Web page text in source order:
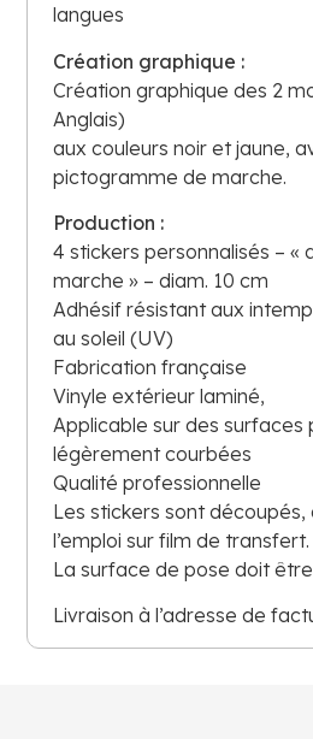
langues
Création graphique :
Création graphique des 2
Anglais)
aux couleurs noir et jaune,
pictogramme de marche.
Production :
4 stickers personnalisés – «
marche » – diam. 10 cm
Adhésif résistant aux
au soleil (UV)
Fabrication française
Vinyle extérieur laminé,
Applicable sur des surfaces
légèrement courbées
Qualité professionnelle
Les stickers sont
l’emploi sur film de transfert.
La surface de pose doit
Livraison à l’adresse de